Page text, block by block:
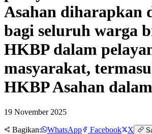
Asahan diharapkan
bagi seluruh warga
HKBP dalam
masyarakat,
HKBP Asahan
19 November 2025
Bagikan: WhatsApp Facebook X